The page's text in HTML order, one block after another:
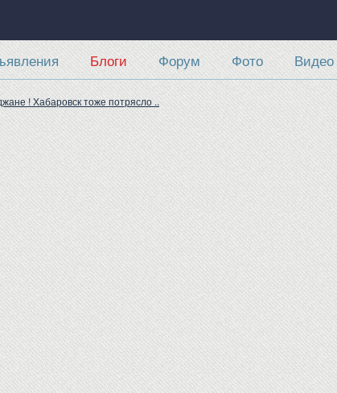
Блоги Форум Фото Видео
! Хабаровск тоже потрясло ..